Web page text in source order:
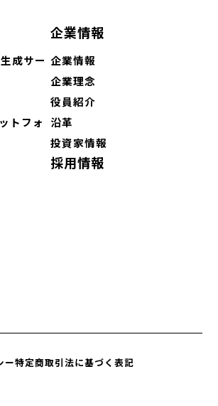
成サー
トフォ
企業情報
企業情報
企業理念
役員紹介
沿革
投資家情報
採用情報
ー特定商取引法に基づく表記